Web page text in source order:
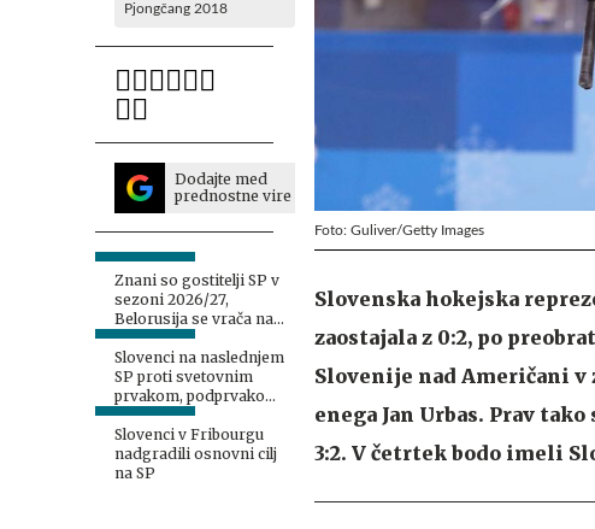
Pjongčang 2018
Dodajte med
prednostne vire
Znani so gostitelji SP v
sezoni 2026/27,
Belorusija se vrača na
nekatera tekmovanja, o
Rusiji bodo še odločali
Slovenci na naslednjem
SP proti svetovnim
prvakom, podprvakom,
gostiteljem ...
Slovenci v Fribourgu
nadgradili osnovni cilj
na SP
Foto: Guliver/Getty Images
Slovenska hokejska
zaostajala z 0:2, po
Slovenije nad Američani v
enega Jan Urbas. Prav
3:2. V četrtek bodo imeli